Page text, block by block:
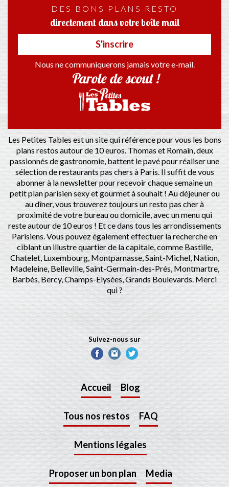
DES BONS PLANS RESTO
directement dans votre boîte mail
S'inscrire
Nous ne communiquerons jamais votre e-mail.
Parole de scout !
Les Petites Tables est un site qui référence pour vous les bons
plans restos autour de 10 euros. Thomas et Romain, deux
passionnés de gastronomie, battent le pavé pour réaliser une
sélection de restaurants pas chers à Paris. Il suffit de vous
abonner à la newsletter pour recevoir chaque semaine un
petit plan parisien sexy et gourmet à souhait ! Au déjeuner ou
au dîner, vous trouverez toujours un resto pas cher à
proximité de votre bureau ou domicile, avec un menu qui
reste autour de 10 euros ! Et ce dans tous les arrondissements
Parisiens. Vous pouvez également effectuer la recherche en
ciblant un illustre quartier de la capitale, comme Bastille,
Chatelet, Luxembourg, Montparnasse, Saint-Michel, Nation,
Madeleine, Belleville, Saint-Germain-des-Prés, Montmartre,
Barbès, Bercy, Champs-Elysées, Grands Boulevards. Merci
qui ?
Suivez-nous sur
Accueil Blog
Tous nos restos FAQ
Mentions légales
Proposer un bon plan Media